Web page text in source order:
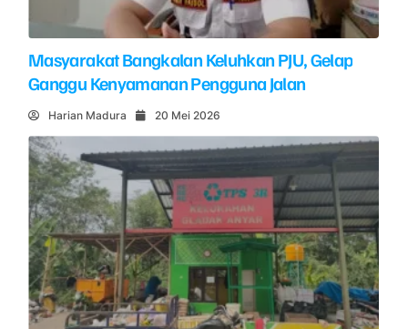
Masyarakat Bangkalan Keluhkan PJU, Gelap
Ganggu Kenyamanan Pengguna Jalan
Harian Madura 20 Mei 2026